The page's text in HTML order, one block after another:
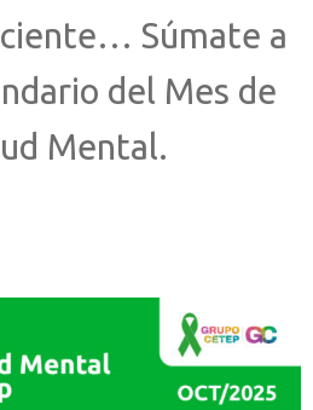
Súmate a
del Mes de
Mental.